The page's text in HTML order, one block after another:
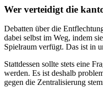
Wer verteidigt die
Debatten über die
dabei selbst im Weg, indem
Spielraum verfügt. Das ist in
Stattdessen sollte stets eine
werden. Es ist deshalb
gegen die Zentralisierung